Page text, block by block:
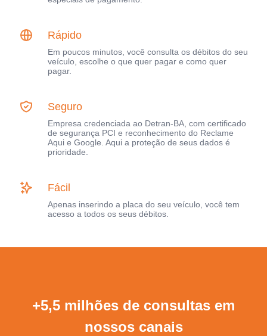
Rápido
Em poucos minutos, você consulta os débitos do seu
veículo, escolhe o que quer pagar e como quer
pagar.
Seguro
Empresa credenciada ao Detran-BA, com certificado
de segurança PCI e reconhecimento do Reclame
Aqui e Google. Aqui a proteção de seus dados é
prioridade.
Fácil
Apenas inserindo a placa do seu veículo, você tem
acesso a todos os seus débitos.
+5,5 milhões de consultas em
nossos canais